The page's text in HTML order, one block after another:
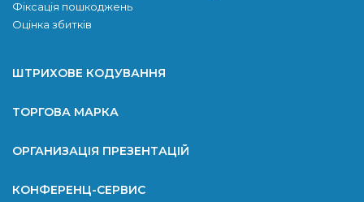
Фіксація пошкоджень
Оцінка збитків
ШТРИХОВЕ КОДУВАННЯ
ТОРГОВА МАРКА
ОРГАНИЗАЦІЯ ПРЕЗЕНТАЦІЙ
КОНФЕРЕНЦ-СЕРВИС